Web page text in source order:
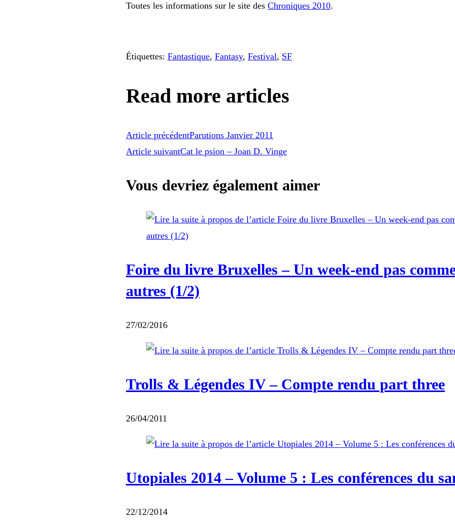
Toutes les informations sur le site des Chroniques 2010.
Étiquettes: Fantastique, Fantasy, Festival, SF
Read more articles
Article précédentParutions Janvier 2011
Article suivantCat le psion – Joan D. Vinge
Vous devriez également aimer
Foire du livre Bruxelles – Un week-end pas
autres (1/2)
27/02/2016
Trolls & Légendes IV – Compte rendu part three
26/04/2011
Utopiales 2014 – Volume 5 : Les conférences du
22/12/2014